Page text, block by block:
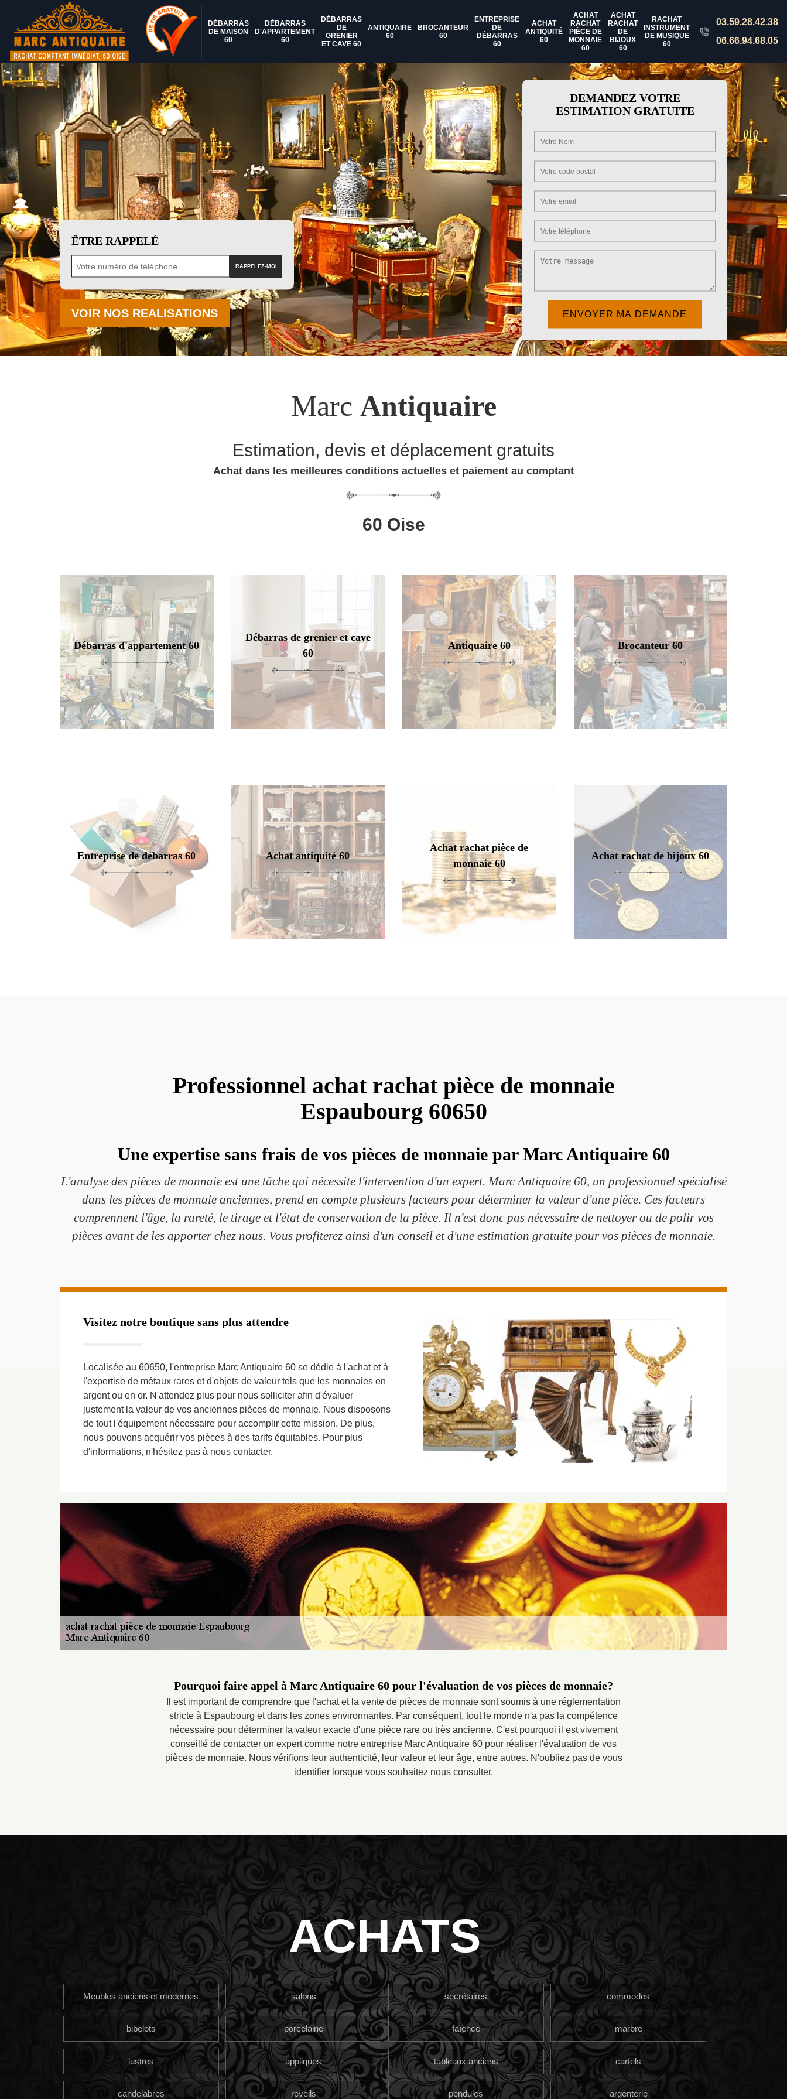
DÉBARRAS
DE MAISON
60
DÉBARRAS
D'APPARTEMENT
60
DÉBARRAS
DE
GRENIER
ET CAVE 60
ANTIQUAIRE
60
BROCANTEUR
60
ENTREPRISE
DE
DÉBARRAS
60
ACHAT
ANTIQUITÉ
60
ACHAT
RACHAT
PIÈCE DE
MONNAIE
60
ACHAT
RACHAT
DE
BIJOUX
60
RACHAT
INSTRUMENT
DE MUSIQUE
60
03.59.28.42.38
06.66.94.68.05
ÊTRE RAPPELÉ
VOIR NOS REALISATIONS
DEMANDEZ VOTRE
ESTIMATION GRATUITE
Marc Antiquaire
Estimation, devis et déplacement gratuits
Achat dans les meilleures conditions actuelles et paiement au comptant
60 Oise
Débarras d'appartement 60
Débarras de grenier et cave
60
Antiquaire 60 Brocanteur 60
Entreprise de débarras 60 Achat antiquité 60
Achat rachat pièce de
monnaie 60
Achat rachat de bijoux 60
Professionnel achat rachat pièce de monnaie
Espaubourg 60650
Une expertise sans frais de vos pièces de monnaie par Marc Antiquaire 60
L'analyse des pièces de monnaie est une tâche qui nécessite l'intervention d'un expert. Marc Antiquaire 60, un professionnel spécialisé
dans les pièces de monnaie anciennes, prend en compte plusieurs facteurs pour déterminer la valeur d'une pièce. Ces facteurs
comprennent l'âge, la rareté, le tirage et l'état de conservation de la pièce. Il n'est donc pas nécessaire de nettoyer ou de polir vos
pièces avant de les apporter chez nous. Vous profiterez ainsi d'un conseil et d'une estimation gratuite pour vos pièces de monnaie.
Visitez notre boutique sans plus attendre
Localisée au 60650, l'entreprise Marc Antiquaire 60 se dédie à l'achat et à
l'expertise de métaux rares et d'objets de valeur tels que les monnaies en
argent ou en or. N'attendez plus pour nous solliciter afin d'évaluer
justement la valeur de vos anciennes pièces de monnaie. Nous disposons
de tout l'équipement nécessaire pour accomplir cette mission. De plus,
nous pouvons acquérir vos pièces à des tarifs équitables. Pour plus
d'informations, n'hésitez pas à nous contacter.
Pourquoi faire appel à Marc Antiquaire 60 pour l'évaluation de vos pièces de monnaie?
Il est important de comprendre que l'achat et la vente de pièces de monnaie sont soumis à une réglementation
stricte à Espaubourg et dans les zones environnantes. Par conséquent, tout le monde n'a pas la compétence
nécessaire pour déterminer la valeur exacte d'une pièce rare ou très ancienne. C'est pourquoi il est vivement
conseillé de contacter un expert comme notre entreprise Marc Antiquaire 60 pour réaliser l'évaluation de vos
pièces de monnaie. Nous vérifions leur authenticité, leur valeur et leur âge, entre autres. N'oubliez pas de vous
identifier lorsque vous souhaitez nous consulter.
ACHATS
Meubles anciens et modernes salons secrétaires commodes
bibelots porcelaine faïence marbre
lustres appliques tableaux anciens cartels
candelabres reveils pendules argenterie